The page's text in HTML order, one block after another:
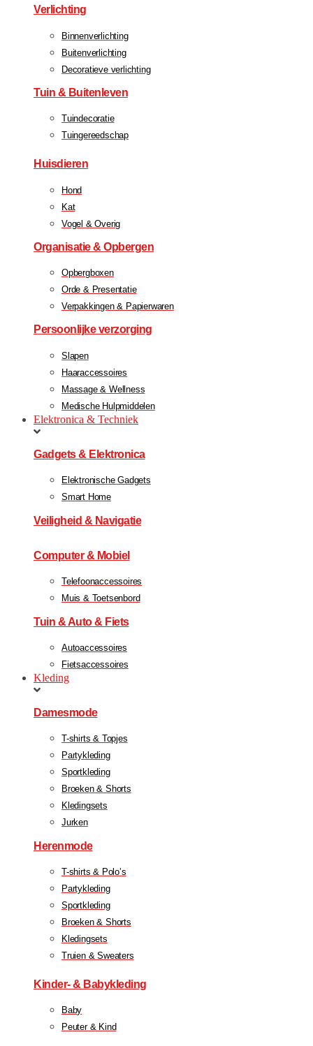
Verlichting
Binnenverlichting
Buitenverlichting
Decoratieve verlichting
Tuin & Buitenleven
Tuindecoratie
Tuingereedschap
Huisdieren
Hond
Kat
Vogel & Overig
Organisatie & Opbergen
Opbergboxen
Orde & Presentatie
Verpakkingen & Papierwaren
Persoonlijke verzorging
Slapen
Haaraccessoires
Massage & Wellness
Medische Hulpmiddelen
Elektronica & Techniek
Gadgets & Elektronica
Elektronische Gadgets
Smart Home
Veiligheid & Navigatie
Computer & Mobiel
Telefoonaccessoires
Muis & Toetsenbord
Tuin & Auto & Fiets
Autoaccessoires
Fietsaccessoires
Kleding
Damesmode
T-shirts & Topjes
Partykleding
Sportkleding
Broeken & Shorts
Kledingsets
Jurken
Herenmode
T-shirts & Polo’s
Partykleding
Sportkleding
Broeken & Shorts
Kledingsets
Truien & Sweaters
Kinder- & Babykleding
Baby
Peuter & Kind